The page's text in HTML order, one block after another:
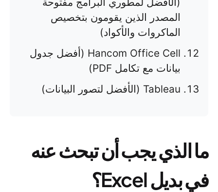
المصدر الذين يقومون بتخصيص
الماكروات والأكواد)
Hancom Office Cell (أفضل جدول
بيانات مع تكامل PDF)
Tableau (الأفضل لتصور البيانات)
ما الذي يجب أن تبحث عنه
في بديل Excel؟